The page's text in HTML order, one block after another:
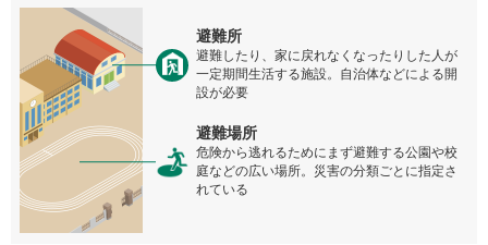
避難所
避難したり、家に戻れなくなったりした人が
一定期間生活する施設。自治体などによる開
設が必要
避難場所
危険から逃れるためにまず避難する公園や校
庭などの広い場所。災害の分類ごとに指定さ
れている